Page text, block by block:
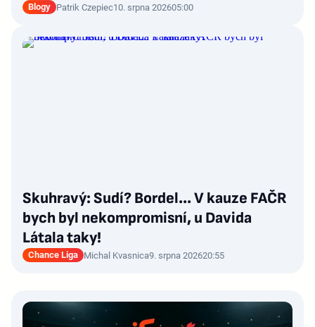
Blogy Patrik Czepiec10. srpna 202605:00
Skuhravý: Sudí? Bordel... V kauze FAČR
bych byl nekompromisní, u Davida
Látala taky!
Chance Liga Michal Kvasnica9. srpna 202620:55